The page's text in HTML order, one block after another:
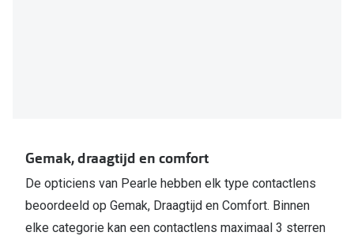
Gemak, draagtijd en comfort
De opticiens van Pearle hebben elk type contactlens
beoordeeld op Gemak, Draagtijd en Comfort. Binnen
elke categorie kan een contactlens maximaal 3 sterren